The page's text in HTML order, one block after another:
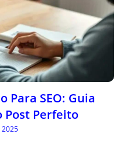
Para SEO: Guia
Post Perfeito
2025